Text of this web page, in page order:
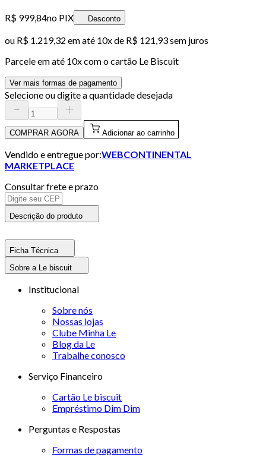
R$ 999,84no PIX Desconto
ou R$ 1.219,32 em até 10x de R$ 121,93 sem juros
Parcele em até 10x com o cartão Le Biscuit
Ver mais formas de pagamento
Selecione ou digite a quantidade desejada
COMPRAR AGORA Adicionar ao carrinho
Vendido e entregue por:WEBCONTINENTAL
MARKETPLACE
Consultar frete e prazo
Descrição do produto
Ficha Técnica
Sobre a Le biscuit
Institucional
Sobre nós
Nossas lojas
Clube Minha Le
Blog da Le
Trabalhe conosco
Serviço Financeiro
Cartão Le biscuit
Empréstimo Dim Dim
Perguntas e Respostas
Formas de pagamento